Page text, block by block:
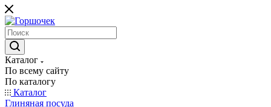
Каталог
По всему сайту
По каталогу
Каталог
Глиняная посуда